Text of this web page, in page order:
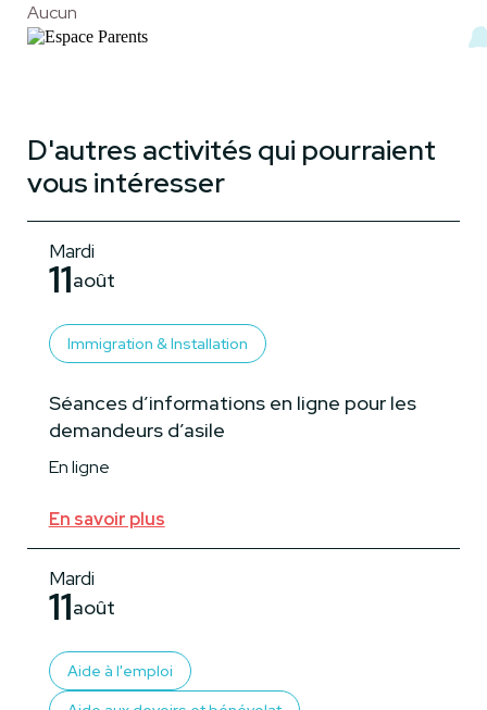
Aucun
D'autres activités qui pourraient
vous intéresser
Mardi
11août
Immigration & Installation
Séances d’informations en ligne pour les
demandeurs d’asile
En ligne
En savoir plus
Mardi
11août
Aide à l'emploi